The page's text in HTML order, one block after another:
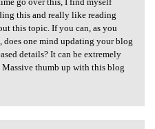
this and really like reading
this topic. If you can, as you
does one mind updating your blog
details? It can be extremely
thumb up with this blog